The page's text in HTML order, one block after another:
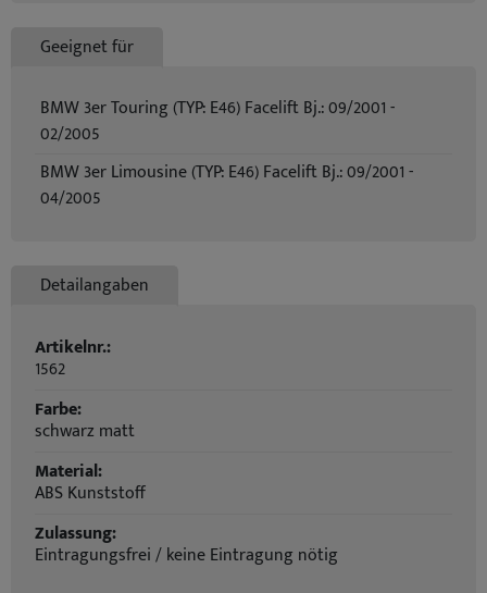
Geeignet für
BMW 3er Touring (TYP: E46) Facelift Bj.: 09/2001 -
02/2005
BMW 3er Limousine (TYP: E46) Facelift Bj.: 09/2001 -
04/2005
Detailangaben
Artikelnr.:
1562
Farbe:
schwarz matt
Material:
ABS Kunststoff
Zulassung:
Eintragungsfrei / keine Eintragung nötig